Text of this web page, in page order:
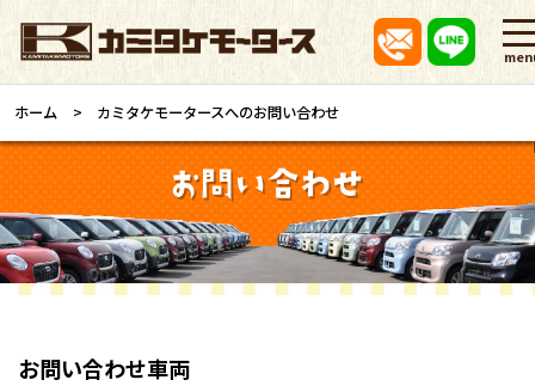
ホーム カミタケモータースへのお問い合わせ
お問い合わせ車両